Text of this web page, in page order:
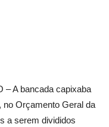
– A bancada capixaba
no Orçamento Geral da
a serem divididos